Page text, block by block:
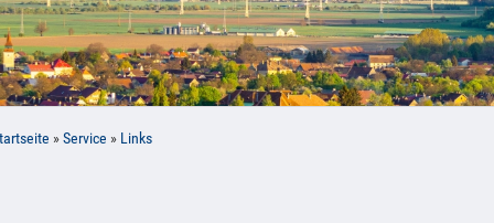
»Service » Links